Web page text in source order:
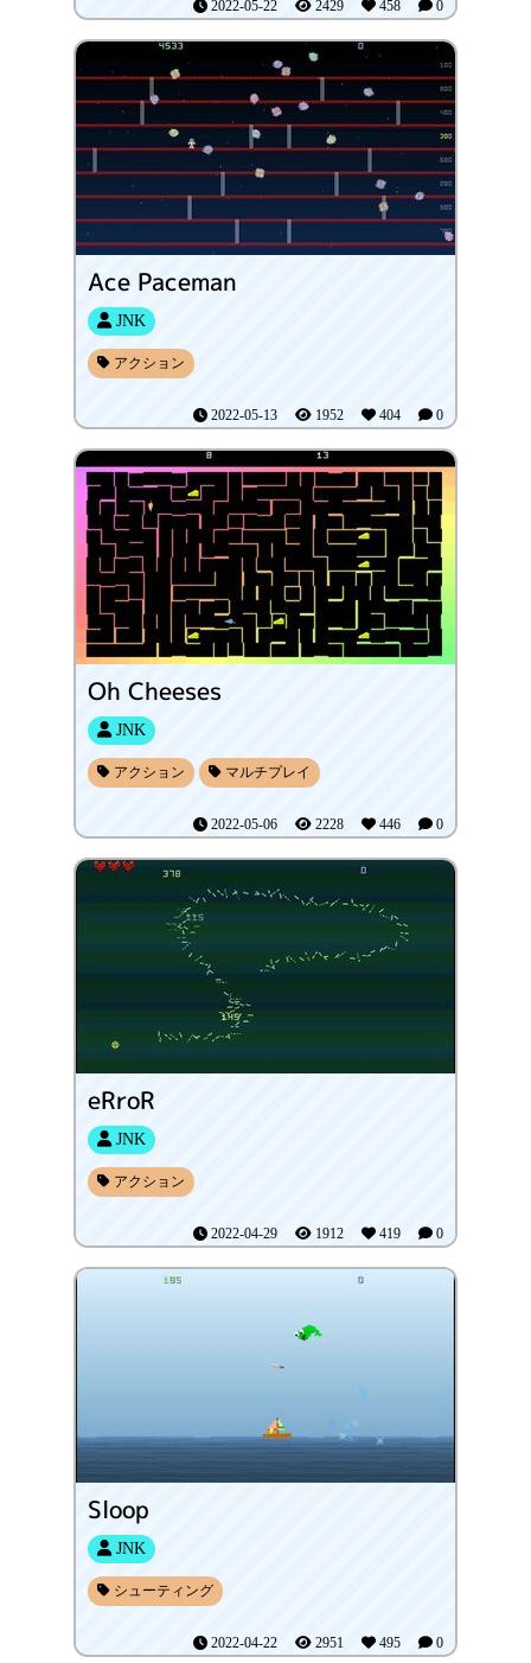
2022-05-22 2429 458 0
Ace Paceman
JNK
アクション
2022-05-13 1952 404 0
Oh Cheeses
JNK
アクション マルチプレイ
2022-05-06 2228 446 0
eRroR
JNK
アクション
2022-04-29 1912 419 0
Sloop
JNK
シューティング
2022-04-22 2951 495 0